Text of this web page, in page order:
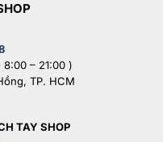
– 21:00 )
TP. HCM
TAY SHOP